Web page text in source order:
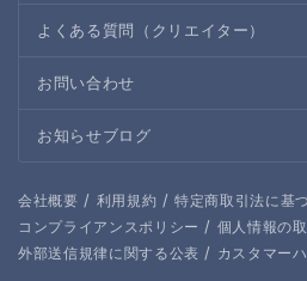
よくある質問（クリエイター）
お問い合わせ
お知らせブログ
会社概要 / 利用規約 / 特定商取引法に基
コンプライアンスポリシー / 個人情報の
外部送信規律に関する公表 / カスタマー